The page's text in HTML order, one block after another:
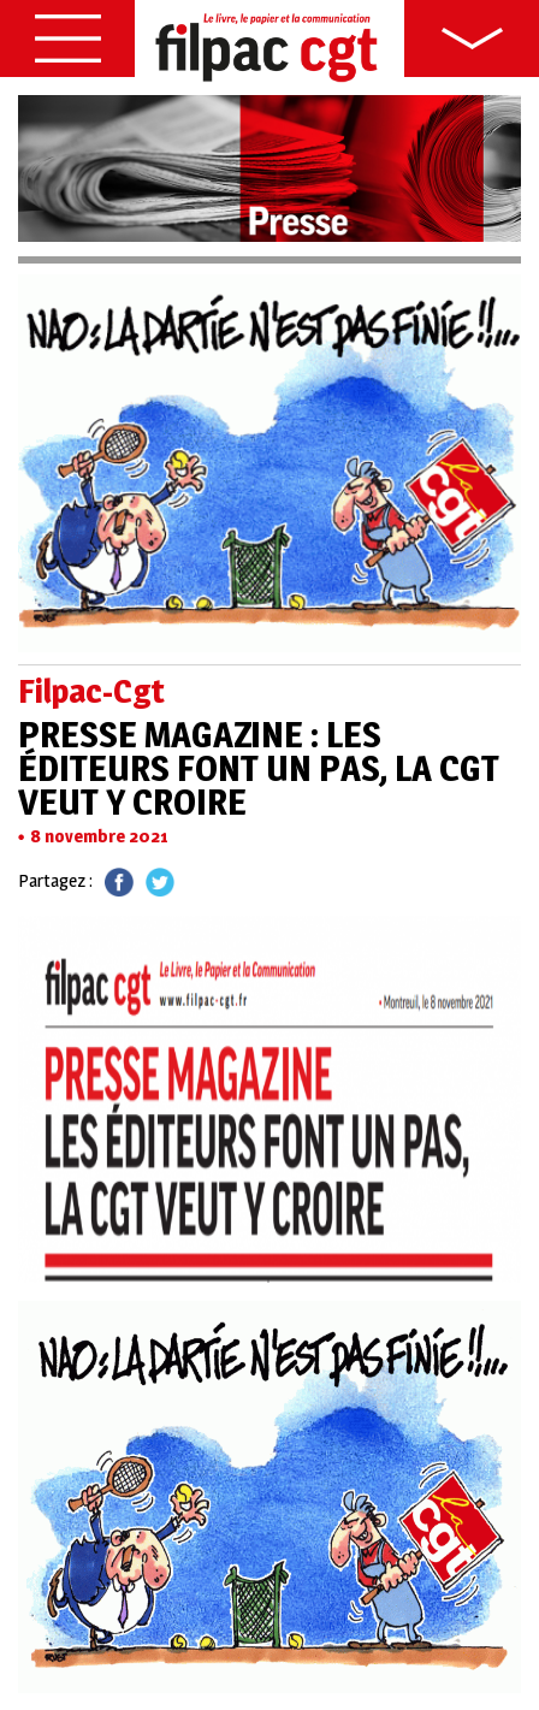
Filpac-Cgt
PRESSE MAGAZINE : LES
ÉDITEURS FONT UN PAS, LA CGT
VEUT Y CROIRE
8 novembre 2021
Partagez :